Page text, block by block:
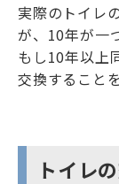
実際のトイレ
が、10年が一
もし10年以上
交換すること
トイレ